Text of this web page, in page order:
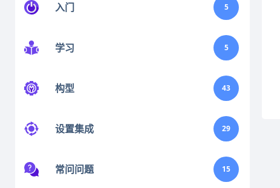
入门 5
学习 5
构型 43
设置集成 29
常问问题 15